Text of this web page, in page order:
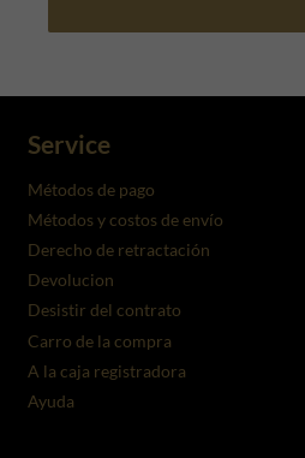
Service
Métodos de pago
Métodos y costos de envío
Derecho de retractación
Devolucion
Desistir del contrato
Carro de la compra
A la caja registradora
Ayuda